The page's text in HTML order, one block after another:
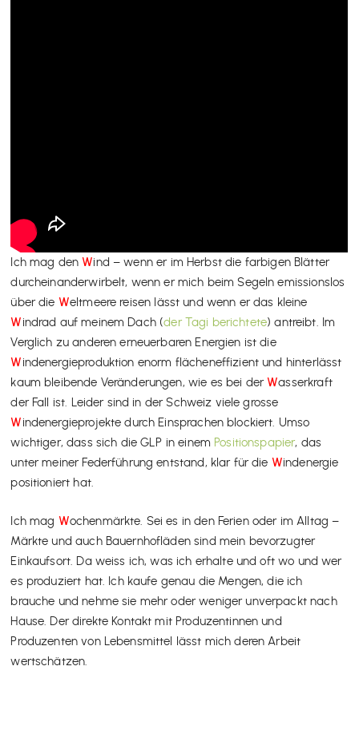
Ich mag denWind – wenn er im Herbst die farbigen Blätter
durcheinanderwirbelt, wenn er mich beim Segeln emissionslos
über die Weltmeere reisen lässt und wenn er das kleine
Windrad auf meinem Dach (der Tagi berichtete) antreibt. Im
Verglich zu anderen erneuerbaren Energien ist die
Windenergieproduktion enorm flächeneffizient und hinterlässt
kaum bleibende Veränderungen, wie es bei derWasserkraft
der Fall ist. Leider sind in der Schweiz viele grosse
Windenergieprojekte durch Einsprachen blockiert. Umso
wichtiger, dass sich die GLP in einem Positionspapier, das
unter meiner Federführung entstand, klar für die Windenergie
positioniert hat.
Ich mag Wochenmärkte. Sei es in den Ferien oder im Alltag –
Märkte und auch Bauernhofläden sind mein bevorzugter
Einkaufsort. Da weiss ich, was ich erhalte und oft wo und wer
es produziert hat. Ich kaufe genau die Mengen, die ich
brauche und nehme sie mehr oder weniger unverpackt nach
Hause. Der direkte Kontakt mit Produzentinnen und
Produzenten von Lebensmittel lässt mich deren Arbeit
wertschätzen.